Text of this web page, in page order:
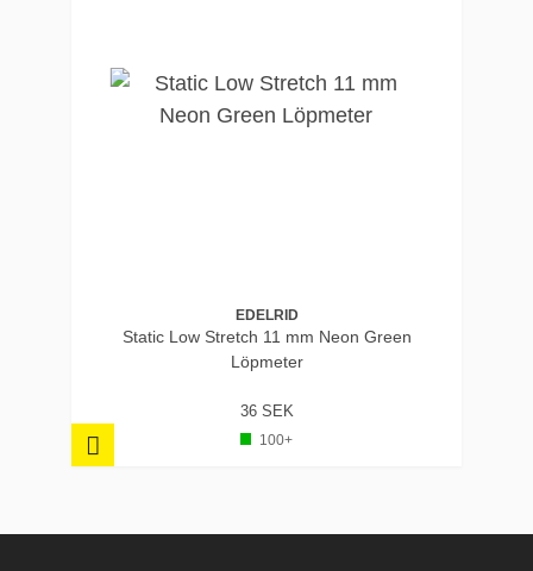
EDELRID
Static Low Stretch 11 mm Neon Green
Löpmeter
36 SEK
100+